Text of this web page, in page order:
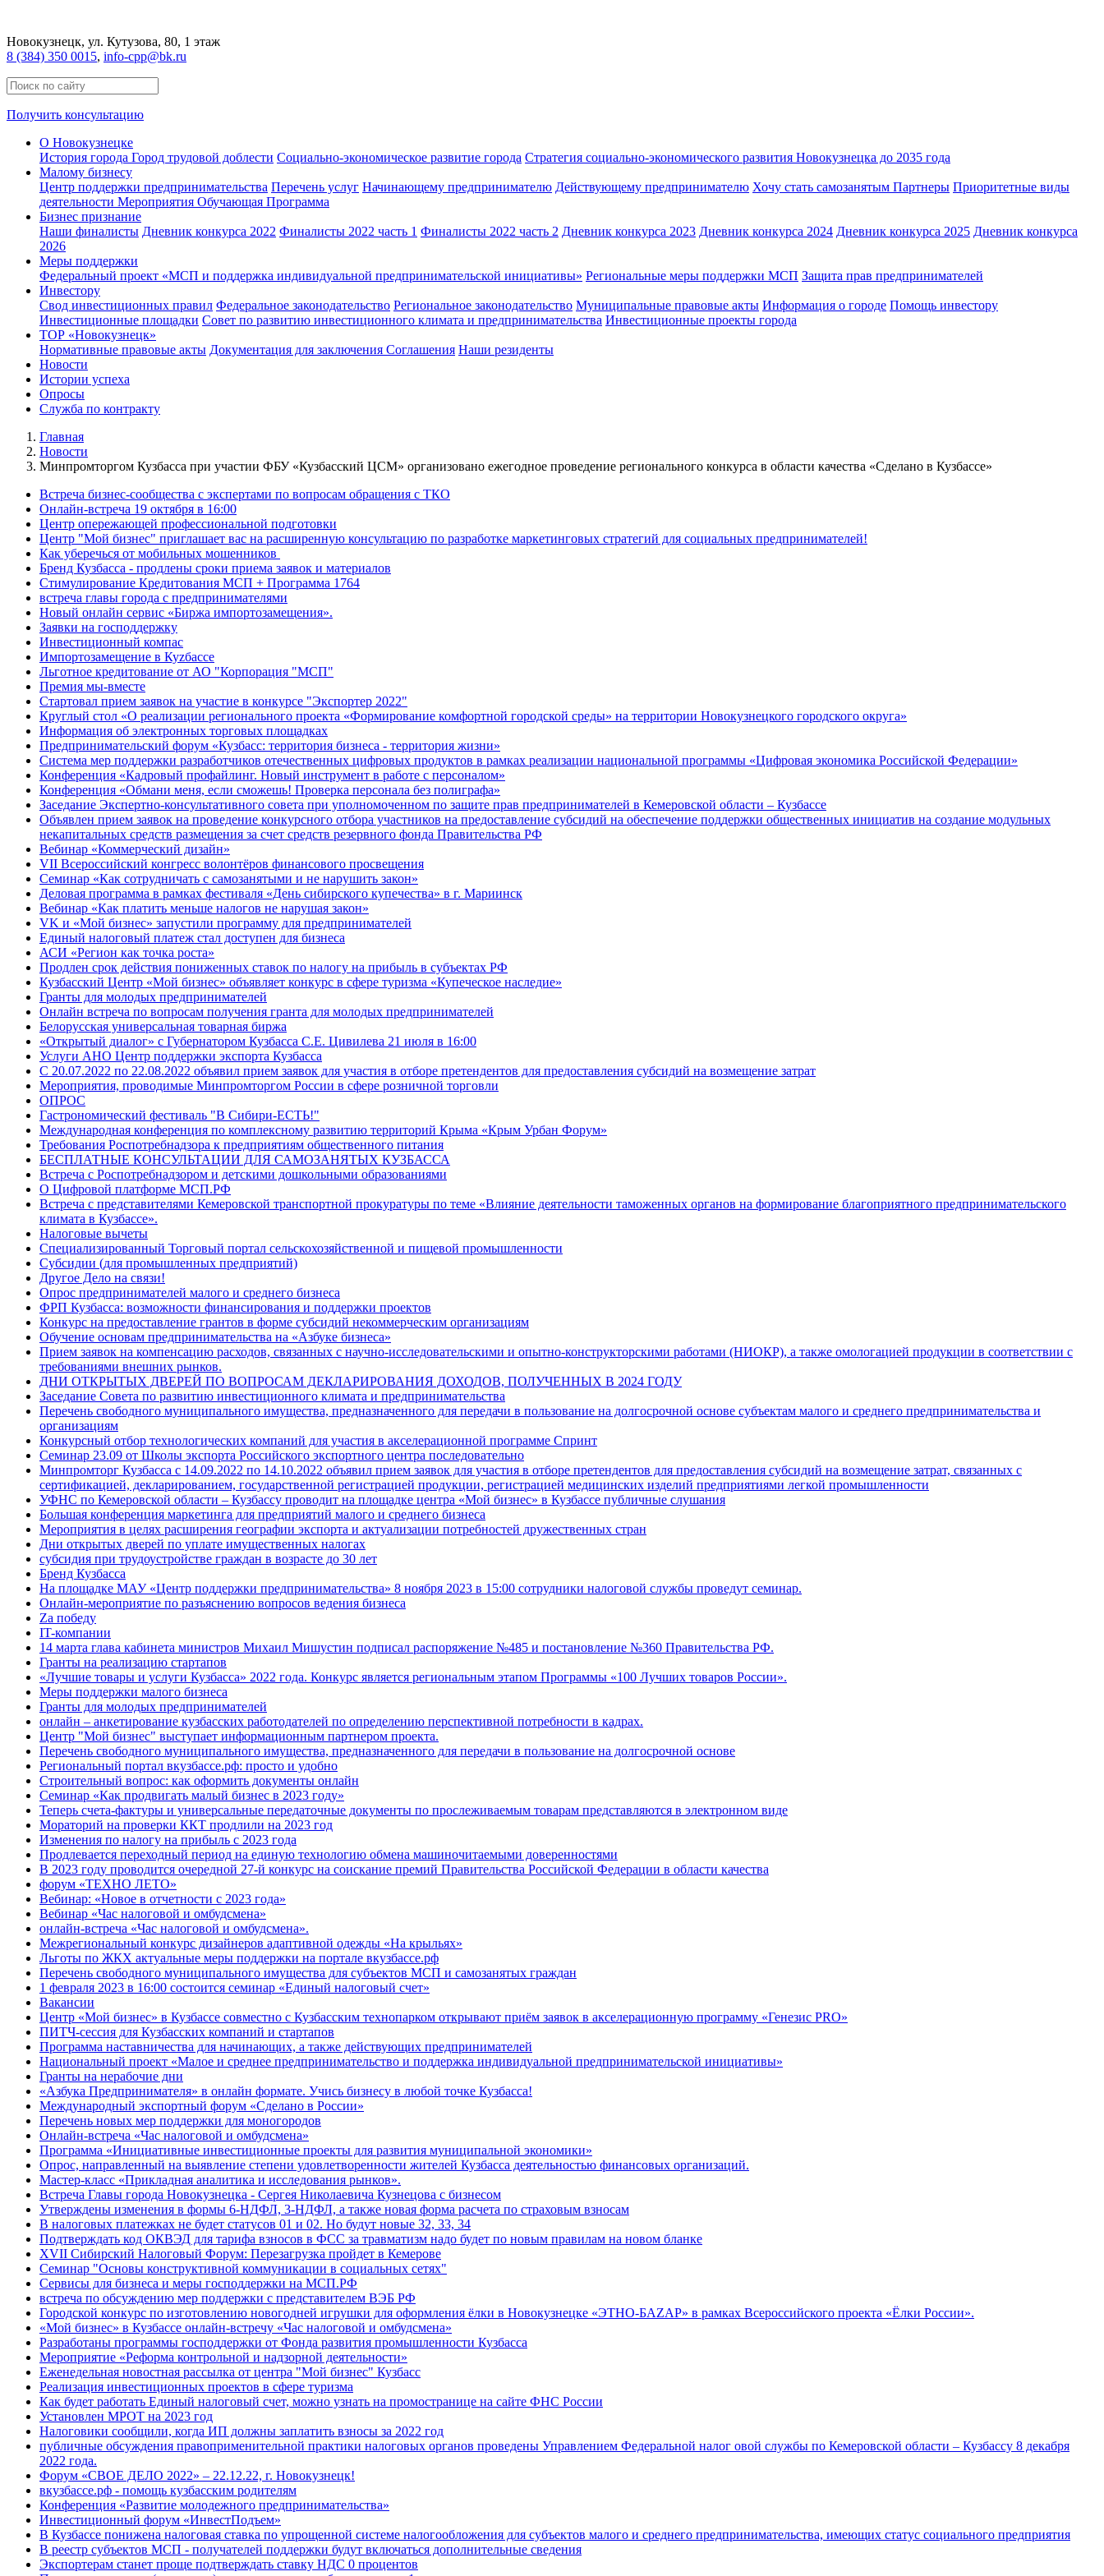
Новокузнецк, ул. Кутузова, 80, 1 этаж
8 (384) 350 0015, info-cpp@bk.ru
Получить консультацию
О Новокузнецке
История города Город трудовой доблести Социально-экономическое развитие города Стратегия социально-экономического развития Новокузнецка до 2035 года
Малому бизнесу
Центр поддержки предпринимательства Перечень услуг Начинающему предпринимателю Действующему предпринимателю Хочу стать самозанятым Партнеры Приоритетные виды
деятельности Мероприятия Обучающая Программа
Бизнес признание
Наши финалисты Дневник конкурса 2022 Финалисты 2022 часть 1 Финалисты 2022 часть 2 Дневник конкурса 2023 Дневник конкурса 2024 Дневник конкурса 2025 Дневник конкурса
2026
Меры поддержки
Федеральный проект «МСП и поддержка индивидуальной предпринимательской инициативы» Региональные меры поддержки МСП Защита прав предпринимателей
Инвестору
Свод инвестиционных правил Федеральное законодательство Региональное законодательство Муниципальные правовые акты Информация о городе Помощь инвестору
Инвестиционные площадки Совет по развитию инвестиционного климата и предпринимательства Инвестиционные проекты города
ТОР «Новокузнецк»
Нормативные правовые акты Документация для заключения Соглашения Наши резиденты
Новости
Истории успеха
Опросы
Служба по контракту
Главная
Новости
Минпромторгом Кузбасса при участии ФБУ «Кузбасский ЦСМ» организовано ежегодное проведение регионального конкурса в области качества «Сделано в Кузбассе»
Встреча бизнес-сообщества с экспертами по вопросам обращения с ТКО
Онлайн-встреча 19 октября в 16:00
Центр опережающей профессиональной подготовки
Центр "Мой бизнес" приглашает вас на расширенную консультацию по разработке маркетинговых стратегий для социальных предпринимателей!
Как уберечься от мобильных мошенников
Бренд Кузбасса - продлены сроки приема заявок и материалов
Стимулирование Кредитования МСП + Программа 1764
встреча главы города с предпринимателями
Новый онлайн сервис «Биржа импортозамещения».
Заявки на господдержку
Инвестиционный компас
Импортозамещение в Куzбассе
Льготное кредитование от АО "Корпорация "МСП"
Премия мы-вместе
Стартовал прием заявок на участие в конкурсе "Экспортер 2022"
Круглый стол «О реализации регионального проекта «Формирование комфортной городской среды» на территории Новокузнецкого городского округа»
Информация об электронных торговых площадках
Предпринимательский форум «Кузбасс: территория бизнеса - территория жизни»
Система мер поддержки разработчиков отечественных цифровых продуктов в рамках реализации национальной программы «Цифровая экономика Российской Федерации»
Конференция «Кадровый профайлинг. Новый инструмент в работе с персоналом»
Конференция «Обмани меня, если сможешь! Проверка персонала без полиграфа»
Заседание Экспертно-консультативного совета при уполномоченном по защите прав предпринимателей в Кемеровской области – Кузбассе
Объявлен прием заявок на проведение конкурсного отбора участников на предоставление субсидий на обеспечение поддержки общественных инициатив на создание модульных
некапитальных средств размещения за счет средств резервного фонда Правительства РФ
Вебинар «Коммерческий дизайн»
VII Всероссийский конгресс волонтёров финансового просвещения
Семинар «Как сотрудничать с самозанятыми и не нарушить закон»
Деловая программа в рамках фестиваля «День сибирского купечества» в г. Мариинск
Вебинар «Как платить меньше налогов не нарушая закон»
VK и «Мой бизнес» запустили программу для предпринимателей
Единый налоговый платеж стал доступен для бизнеса
АСИ «Регион как точка роста»
Продлен срок действия пониженных ставок по налогу на прибыль в субъектах РФ
Кузбасский Центр «Мой бизнес» объявляет конкурс в сфере туризма «Купеческое наследие»
Гранты для молодых предпринимателей
Онлайн встреча по вопросам получения гранта для молодых предпринимателей
Белорусская универсальная товарная биржа
«Открытый диалог» с Губернатором Кузбасса С.Е. Цивилева 21 июля в 16:00
Услуги АНО Центр поддержки экспорта Кузбасса
С 20.07.2022 по 22.08.2022 объявил прием заявок для участия в отборе претендентов для предоставления субсидий на возмещение затрат
Мероприятия, проводимые Минпромторгом России в сфере розничной торговли
ОПРОС
Гастрономический фестиваль "В Сибири-ЕСТЬ!"
Международная конференция по комплексному развитию территорий Крыма «Крым Урбан Форум»
Требования Роспотребнадзора к предприятиям общественного питания
БЕСПЛАТНЫЕ КОНСУЛЬТАЦИИ ДЛЯ САМОЗАНЯТЫХ КУЗБАССА
Встреча с Роспотребнадзором и детскими дошкольными образованиями
О Цифровой платформе МСП.РФ
Встреча с представителями Кемеровской транспортной прокуратуры по теме «Влияние деятельности таможенных органов на формирование благоприятного предпринимательского
климата в Кузбассе».
Налоговые вычеты
Специализированный Торговый портал сельскохозяйственной и пищевой промышленности
Субсидии (для промышленных предприятий)
Другое Дело на связи!
Опрос предпринимателей малого и среднего бизнеса
ФРП Кузбасса: возможности финансирования и поддержки проектов
Конкурс на предоставление грантов в форме субсидий некоммерческим организациям
Обучение основам предпринимательства на «Азбуке бизнеса»
Прием заявок на компенсацию расходов, связанных с научно-исследовательскими и опытно-конструкторскими работами (НИОКР), а также омологацией продукции в соответствии с
требованиями внешних рынков.
ДНИ ОТКРЫТЫХ ДВЕРЕЙ ПО ВОПРОСАМ ДЕКЛАРИРОВАНИЯ ДОХОДОВ, ПОЛУЧЕННЫХ В 2024 ГОДУ
Заседание Совета по развитию инвестиционного климата и предпринимательства
Перечень свободного муниципального имущества, предназначенного для передачи в пользование на долгосрочной основе субъектам малого и среднего предпринимательства и
организациям
Конкурсный отбор технологических компаний для участия в акселерационной программе Спринт
Семинар 23.09 от Школы экспорта Российского экспортного центра последовательно
Минпромторг Кузбасса с 14.09.2022 по 14.10.2022 объявил прием заявок для участия в отборе претендентов для предоставления субсидий на возмещение затрат, связанных с
сертификацией, декларированием, государственной регистрацией продукции, регистрацией медицинских изделий предприятиями легкой промышленности
УФНС по Кемеровской области – Кузбассу проводит на площадке центра «Мой бизнес» в Кузбассе публичные слушания
Большая конференция маркетинга для предприятий малого и среднего бизнеса
Мероприятия в целях расширения географии экспорта и актуализации потребностей дружественных стран
Дни открытых дверей по уплате имущественных налогах
субсидия при трудоустройстве граждан в возрасте до 30 лет
Бренд Кузбасса
На площадке МАУ «Центр поддержки предпринимательства» 8 ноября 2023 в 15:00 сотрудники налоговой службы проведут семинар.
Онлайн-мероприятие по разъяснению вопросов ведения бизнеса
Za победу
IT-компании
14 марта глава кабинета министров Михаил Мишустин подписал распоряжение №485 и постановление №360 Правительства РФ.
Гранты на реализацию стартапов
«Лучшие товары и услуги Кузбасса» 2022 года. Конкурс является региональным этапом Программы «100 Лучших товаров России».
Меры поддержки малого бизнеса
Гранты для молодых предпринимателей
онлайн – анкетирование кузбасских работодателей по определению перспективной потребности в кадрах.
Центр "Мой бизнес" выступает информационным партнером проекта.
Перечень свободного муниципального имущества, предназначенного для передачи в пользование на долгосрочной основе
Региональный портал вкузбассе.рф: просто и удобно
Строительный вопрос: как оформить документы онлайн
Семинар «Как продвигать малый бизнес в 2023 году»
Теперь счета-фактуры и универсальные передаточные документы по прослеживаемым товарам представляются в электронном виде
Мораторий на проверки ККТ продлили на 2023 год
Изменения по налогу на прибыль с 2023 года
Продлевается переходный период на единую технологию обмена машиночитаемыми доверенностями
В 2023 году проводится очередной 27-й конкурс на соискание премий Правительства Российской Федерации в области качества
форум «ТЕХНО ЛЕТО»
Вебинар: «Новое в отчетности с 2023 года»
Вебинар «Час налоговой и омбудсмена»
онлайн-встреча «Час налоговой и омбудсмена».
Межрегиональный конкурс дизайнеров адаптивной одежды «На крыльях»
Льготы по ЖКХ актуальные меры поддержки на портале вкузбассе.рф
Перечень свободного муниципального имущества для субъектов МСП и самозанятых граждан
1 февраля 2023 в 16:00 состоится семинар «Единый налоговый счет»
Вакансии
Центр «Мой бизнес» в Кузбассе совместно с Кузбасским технопарком открывают приём заявок в акселерационную программу «Генезис PRO»
ПИТЧ-сессия для Кузбасских компаний и стартапов
Программа наставничества для начинающих, а также действующих предпринимателей
Национальный проект «Малое и среднее предпринимательство и поддержка индивидуальной предпринимательской инициативы»
Гранты на нерабочие дни
«Азбука Предпринимателя» в онлайн формате. Учись бизнесу в любой точке Кузбасса!
Международный экспортный форум «Сделано в России»
Перечень новых мер поддержки для моногородов
Онлайн-встреча «Час налоговой и омбудсмена»
Программа «Инициативные инвестиционные проекты для развития муниципальной экономики»
Опрос, направленный на выявление степени удовлетворенности жителей Кузбасса деятельностью финансовых организаций.
Мастер-класс «Прикладная аналитика и исследования рынков».
Встреча Главы города Новокузнецка - Сергея Николаевича Кузнецова с бизнесом
Утверждены изменения в формы 6-НДФЛ, 3-НДФЛ, а также новая форма расчета по страховым взносам
В налоговых платежках не будет статусов 01 и 02. Но будут новые 32, 33, 34
Подтверждать код ОКВЭД для тарифа взносов в ФСС за травматизм надо будет по новым правилам на новом бланке
XVII Сибирский Налоговый Форум: Перезагрузка пройдет в Кемерове
Семинар "Основы конструктивной коммуникации в социальных сетях"
Сервисы для бизнеса и меры господдержки на МСП.РФ
встреча по обсуждению мер поддержки с представителем ВЭБ РФ
Городской конкурс по изготовлению новогодней игрушки для оформления ёлки в Новокузнецке «ЭТНО-БАZАР» в рамках Всероссийского проекта «Ёлки России».
«Мой бизнес» в Кузбассе онлайн-встречу «Час налоговой и омбудсмена»
Разработаны программы господдержки от Фонда развития промышленности Кузбасса
Мероприятие «Реформа контрольной и надзорной деятельности»
Еженедельная новостная рассылка от центра "Мой бизнес" Кузбасс
Реализация инвестиционных проектов в сфере туризма
Как будет работать Единый налоговый счет, можно узнать на промостранице на сайте ФНС России
Установлен МРОТ на 2023 год
Налоговики сообщили, когда ИП должны заплатить взносы за 2022 год
публичные обсуждения правоприменительной практики налоговых органов проведены Управлением Федеральной налог овой службы по Кемеровской области – Кузбассу 8 декабря
2022 года.
Форум «СВОЕ ДЕЛО 2022» – 22.12.22, г. Новокузнецк!
вкузбассе.рф - помощь кузбасским родителям
Конференция «Развитие молодежного предпринимательства»
Инвестиционный форум «ИнвестПодъем»
В Кузбассе понижена налоговая ставка по упрощенной системе налогообложения для субъектов малого и среднего предпринимательства, имеющих статус социального предприятия
В реестр субъектов МСП - получателей поддержки будут включаться дополнительные сведения
Экспортерам станет проще подтверждать ставку НДС 0 процентов